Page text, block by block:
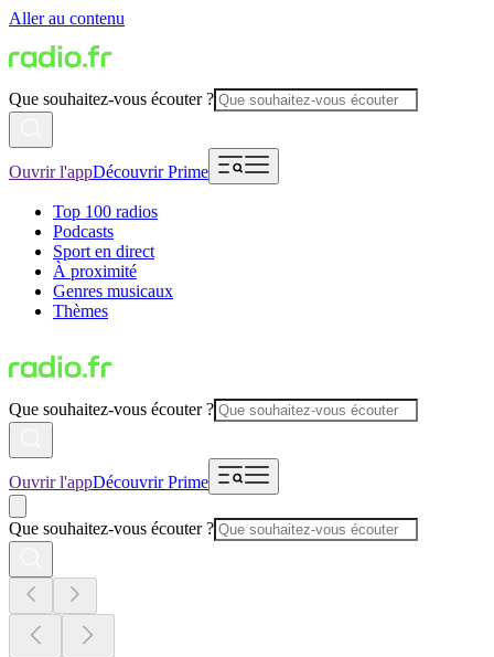
Aller au contenu
Que souhaitez-vous écouter ?
Ouvrir l'appDécouvrir Prime
Top 100 radios
Podcasts
Sport en direct
À proximité
Genres musicaux
Thèmes
Que souhaitez-vous écouter ?
Ouvrir l'appDécouvrir Prime
Que souhaitez-vous écouter ?